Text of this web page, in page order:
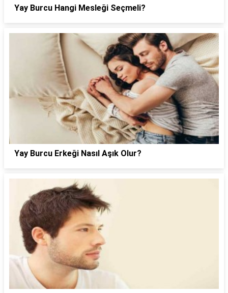
Yay Burcu Hangi Mesleği Seçmeli?
Yay Burcu Erkeği Nasıl Aşık Olur?